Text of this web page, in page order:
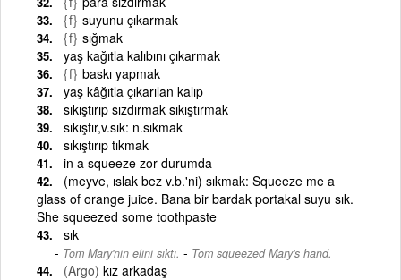
{f} suyunu çıkarmak
{f} sığmak
yaş kağıtla kalıbını çıkarmak
{f} baskı yapmak
yaş kâğıtla çıkarılan kalıp
sıkıştırıp sızdırmak sıkıştırmak
sıkıştır,v.sık: n.sıkmak
sıkıştırıp tıkmak
in a squeeze zor durumda
(meyve, ıslak bez v.b.'ni) sıkmak: Squeeze me a
glass of orange juice. Bana bir bardak portakal suyu sık.
She squeezed some toothpaste
sık
Tom Mary'nin elini sıktı. - Tom squeezed Mary's hand.
(Argo) kız arkadaş